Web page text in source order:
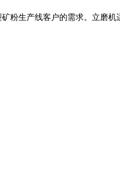
粉生产线客户的需求。立磨